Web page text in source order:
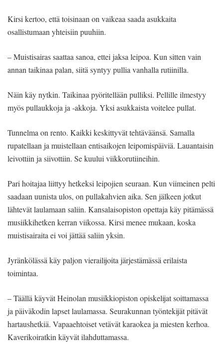
Kirsi kertoo, että toisinaan on vaikeaa saada asukkaita
osallistumaan yhteisiin puuhiin.
– Muistisairas saattaa sanoa, ettei jaksa leipoa. Kun sitten vain
annan taikinaa palan, siitä syntyy pullia vanhalla rutiinilla.
Näin käy nytkin. Taikinaa pyöritellään pulliksi. Pellille ilmestyy
myös pullaukkoja ja -akkoja. Yksi asukkaista voitelee pullat.
Tunnelma on rento. Kaikki keskittyvät tehtäväänsä. Samalla
rupatellaan ja muistellaan entisaikojen leipomispäiviä. Lauantaisin
leivottiin ja siivottiin. Se kuului viikkorutiineihin.
Pari hoitajaa liittyy hetkeksi leipojien seuraan. Kun viimeinen pelti
saadaan uunista ulos, on pullakahvien aika. Sen jälkeen jotkut
lähtevät laulamaan saliin. Kansalaisopiston opettaja käy pitämässä
musiikkihetken kerran viikossa. Kirsi menee mukaan, koska
muistisairaita ei voi jättää saliin yksin.
Jyränkölässä käy paljon vierailijoita järjestämässä erilaista
toimintaa.
– Täällä käyvät Heinolan musiikkiopiston opiskelijat soitta­­massa
ja päiväkodin lapset laulamassa. Seurakunnan työntekijät pitävät
hartaushetkiä. Vapaaehtoiset vetävät karaokea ja miesten kerhoa.
Kaverikoiratkin käyvät ilahduttamassa.